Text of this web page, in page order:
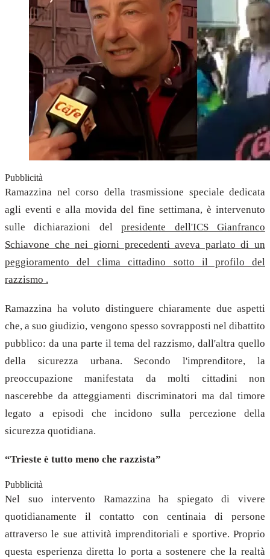
Pubblicità
Ramazzina nel corso della trasmissione speciale dedicata
agli eventi e alla movida del fine settimana, è intervenuto
sulle dichiarazioni delpresidente dell'ICS Gianfranco
Schiavone che nei giorni precedenti aveva parlato di un
peggioramento del clima cittadino sotto il profilo del
razzismo .
Ramazzina ha voluto distinguere chiaramente due aspetti
che, a suo giudizio, vengono spesso sovrapposti nel dibattito
pubblico: da una parte il tema del razzismo, dall'altra quello
della sicurezza urbana. Secondo l'imprenditore, la
preoccupazione manifestata da molti cittadini non
nascerebbe da atteggiamenti discriminatori ma dal timore
legato a episodi che incidono sulla percezione della
sicurezza quotidiana.
“Trieste è tutto meno che razzista”
Pubblicità
Nel suo intervento Ramazzina ha spiegato di vivere
quotidianamente il contatto con centinaia di persone
attraverso le sue attività imprenditoriali e sportive. Proprio
questa esperienza diretta lo porta a sostenere che la realtà